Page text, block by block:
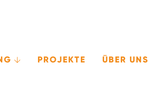
PROJEKTE ÜBER UNS